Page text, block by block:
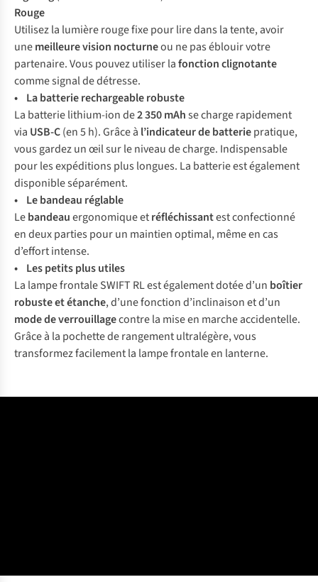
Rouge
Utilisez la lumière rouge fixe pour lire dans la tente, avoir
unemeilleure vision nocturneou ne pas éblouir votre
partenaire. Vous pouvez utiliser lafonction clignotante
comme signal de détresse.
• La batterie rechargeable robuste
La batterie lithium-ion de2 350 mAhse charge rapidement
via USB-C(en 5 h). Grâce à l’indicateur de batteriepratique,
vous gardez un œil sur le niveau de charge. Indispensable
pour les expéditions plus longues. La batterie est également
disponible séparément.
• Le bandeau réglable
Lebandeauergonomique etréfléchissantest confectionné
en deux parties pour un maintien optimal, même en cas
d’effort intense.
• Les petits plus utiles
La lampe frontale SWIFT RL est également dotée d’un boîtier
robuste et étanche, d’une fonction d’inclinaison et d’un
mode de verrouillagecontre la mise en marche accidentelle.
Grâce à la pochette de rangement ultralégère, vous
transformez facilement la lampe frontale en lanterne.